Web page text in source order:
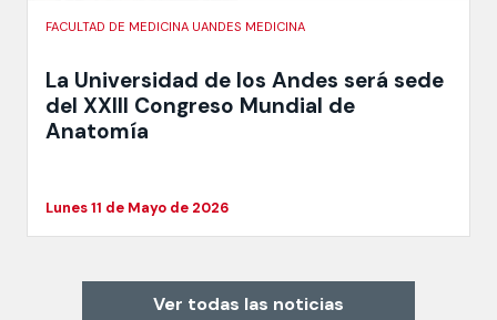
FACULTAD DE MEDICINA UANDES MEDICINA
La Universidad de los Andes será sede
del XXIII Congreso Mundial de
Anatomía
Lunes 11 de Mayo de 2026
Ver todas las noticias